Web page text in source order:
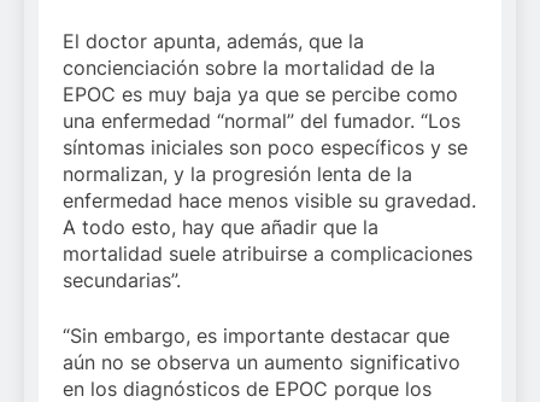
El doctor apunta, además, que la
concienciación sobre la mortalidad de la
EPOC es muy baja ya que se percibe como
una enfermedad “normal” del fumador. “Los
síntomas iniciales son poco específicos y se
normalizan, y la progresión lenta de la
enfermedad hace menos visible su gravedad.
A todo esto, hay que añadir que la
mortalidad suele atribuirse a complicaciones
secundarias”.
“Sin embargo, es importante destacar que
aún no se observa un aumento significativo
en los diagnósticos de EPOC porque los